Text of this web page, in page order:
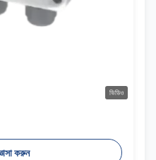
ভিডিও
করুন